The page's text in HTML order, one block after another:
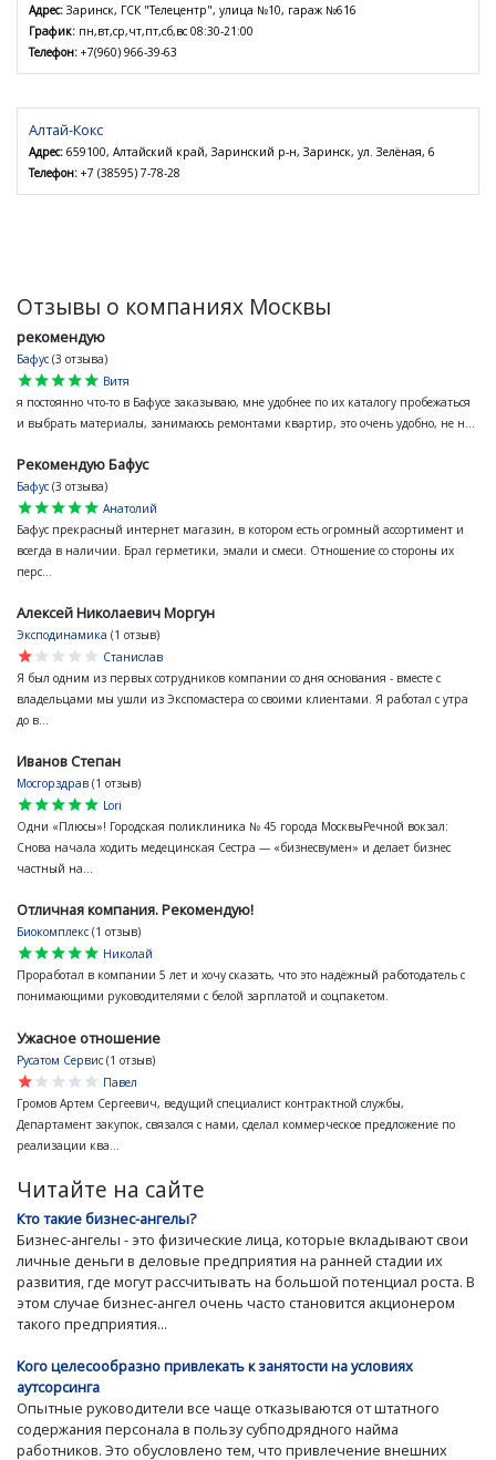
Адрес: Заринск, ГСК "Телецентр", улица №10, гараж №616
График: пн,вт,ср,чт,пт,сб,вс 08:30-21:00
Телефон: +7(960) 966-39-63
Алтай-Кокс
Адрес: 659100, Алтайский край, Заринский р-н, Заринск, ул. Зелёная, 6
Телефон: +7 (38595) 7-78-28
Отзывы о компаниях Москвы
рекомендую
Бафус (3 отзыва)
star
star
star
star
star
Витя
я постоянно что-то в Бафусе заказываю, мне удобнее по их каталогу пробежаться
и выбрать материалы, занимаюсь ремонтами квартир, это очень удобно, не н...
Рекомендую Бафус
Бафус (3 отзыва)
star
star
star
star
star
Анатолий
Бафус прекрасный интернет магазин, в котором есть огромный ассортимент и
всегда в наличии. Брал герметики, эмали и смеси. Отношение со стороны их
перс...
Алексей Николаевич Моргун
Эксподинамика (1 отзыв)
star
star
star
star
star
Станислав
Я был одним из первых сотрудников компании со дня основания - вместе с
владельцами мы ушли из Экспомастера со своими клиентами. Я работал с утра
до в...
Иванов Степан
Мосгорздрав (1 отзыв)
star
star
star
star
star
Lori
Одни «Плюсы»! Городская поликлиника № 45 города МосквыРечной вокзал:
Снова начала ходить медецинская Сестра — «бизнесвумен» и делает бизнес
частный на...
Отличная компания. Рекомендую!
Биокомплекс (1 отзыв)
star
star
star
star
star
Николай
Проработал в компании 5 лет и хочу сказать, что это надёжный работодатель с
понимающими руководителями с белой зарплатой и соцпакетом.
Ужасное отношение
Русатом Сервис (1 отзыв)
star
star
star
star
star
Павел
Громов Артем Сергеевич, ведущий специалист контрактной службы,
Департамент закупок, связался с нами, сделал коммерческое предложение по
реализации ква...
Читайте на сайте
Кто такие бизнес-ангелы?
Бизнес-ангелы - это физические лица, которые вкладывают свои
личные деньги в деловые предприятия на ранней стадии их
развития, где могут рассчитывать на большой потенциал роста. В
этом случае бизнес-ангел очень часто становится акционером
такого предприятия...
Кого целесообразно привлекать к занятости на условиях
аутсорсинга
Опытные руководители все чаще отказываются от штатного
содержания персонала в пользу субподрядного найма
работников. Это обусловлено тем, что привлечение внешних